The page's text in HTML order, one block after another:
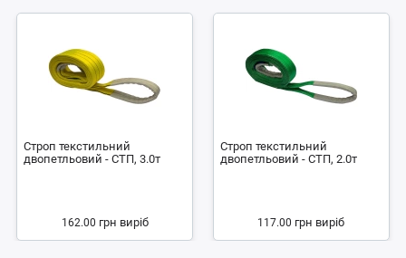
Строп текстильний
двопетльовий - СТП, 3.0т
162.00 грн виріб
Строп текстильний
двопетльовий - СТП, 2.0т
117.00 грн виріб